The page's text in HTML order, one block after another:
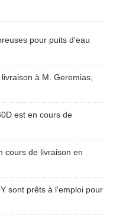
pour puits d'eau
à M. Geremias,
est en cours de
cours de livraison en
sont prêts à l'emploi pour